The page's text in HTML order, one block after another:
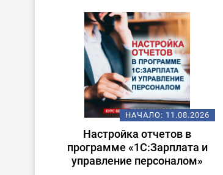
НАЧАЛО: 14.08.2026
«1С:Зарплата и управление
персоналом для
начинающих»